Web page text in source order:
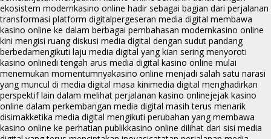
ekosistem modernkasino online hadir sebagai bagian dari perjalanan
transformasi platform digitalpergeseran media digital membawa
kasino online ke dalam berbagai pembahasan modernkasino online
kini mengisi ruang diskusi media digital dengan sudut pandang
berbedamengikuti laju media digital yang kian sering menyoroti
kasino onlinedi tengah arus media digital kasino online mulai
menemukan momentumnyakasino online menjadi salah satu narasi
yang muncul di media digital masa kinimedia digital menghadirkan
perspektif lain dalam melihat perjalanan kasino onlinejejak kasino
online dalam perkembangan media digital masih terus menarik
disimakketika media digital mengikuti perubahan yang membawa
kasino online ke perhatian publikkasino online dilihat dari sisi media